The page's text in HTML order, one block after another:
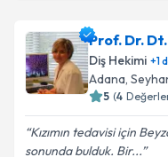
Prof. Dr. Tolga
oluşturun. Size bu
takvim
Prof. Dr.
Diş Hekimi +1
Adana,
5 (4
Kızımın tedavisi için
sonunda bulduk. Bir...